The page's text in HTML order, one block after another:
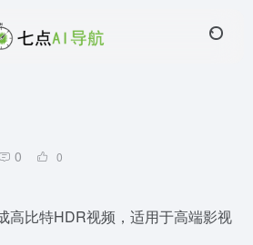
0 0
高比特HDR视频，适用于高端影视